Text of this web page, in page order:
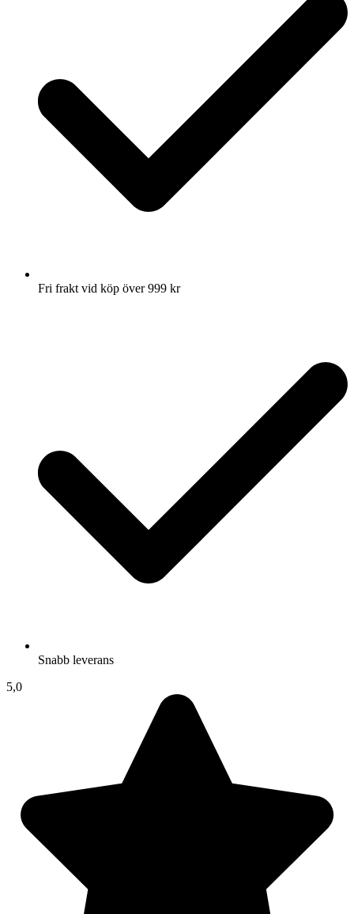
Fri frakt vid köp över 999 kr
Snabb leverans
5,0